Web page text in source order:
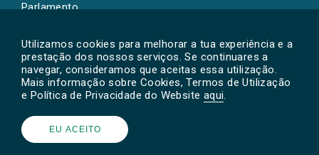
Utilizamos cookies para melhorar a tua experiência e a
prestação dos nossos serviços. Se continuares a
navegar, consideramos que aceitas essa utilização.
Mais informação sobre Cookies, Termos de Utilização
e Política de Privacidade do Website aqui.
EU ACEITO
Parlamento
Powered by © PAN 2026